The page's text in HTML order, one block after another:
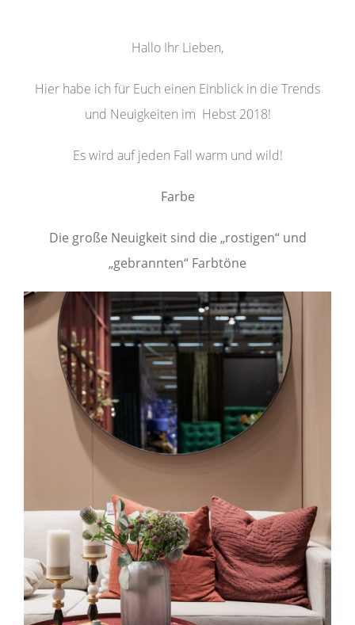
Hallo Ihr Lieben,
Hier habe ich für Euch einen Einblick in die Trends
und Neuigkeiten im Hebst 2018!
Es wird auf jeden Fall warm und wild!
Farbe
Die große Neuigkeit sind die „rostigen“ und
„gebrannten“ Farbtöne